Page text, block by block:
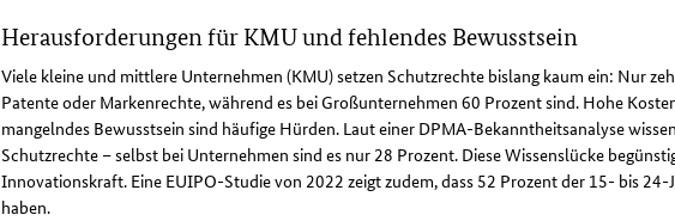
Herausforderungen für KMU und fehlendes Bewusstsein
Viele kleine und mittlere Unternehmen (KMU) setzen Schutzrechte bislang kaum ein: Nur
Patente oder Markenrechte, während es bei Großunternehmen 60 Prozent sind. Hohe
mangelndes Bewusstsein sind häufige Hürden. Laut einer DPMA-Bekanntheitsanalyse
Schutzrechte – selbst bei Unternehmen sind es nur 28 Prozent. Diese Wissenslücke
Innovationskraft. Eine EUIPO-Studie von 2022 zeigt zudem, dass 52 Prozent der 15- bis
haben.